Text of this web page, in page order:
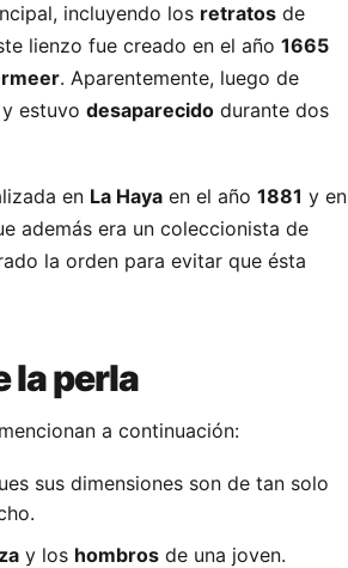
incluyendo los retratos de
lienzo fue creado en el año 1665
. Aparentemente, luego de
estuvo desaparecido durante dos
en La Haya en el año 1881 y en
además era un coleccionista de
la orden para evitar que ésta
la perla
a continuación:
sus dimensiones son de tan solo
y los hombros de una joven.